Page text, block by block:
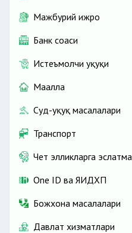
Мажбурий ижро
Банк соҳаси
Истеъмолчи ҳуқуқи
Маҳалла
Суд-ҳуқуқ масалалари
Транспорт
Чет элликларга эслатма
One ID ва ЯИДХП
Божхона масалалари
Давлат хизматлари